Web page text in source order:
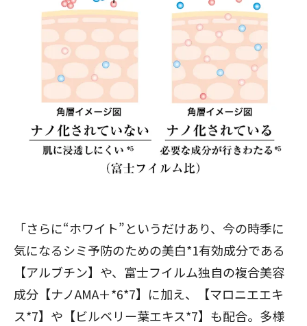
「さらに“ホワイト”というだけあり、今の時季に
気になるシミ予防のための美白*1有効成分である
【アルブチン】や、富士フイルム独自の複合美容
成分【ナノAMA＋*6*7】に加え、【マロニエエキ
ス*7】や【ビルベリー葉エキス*7】も配合。多様
閉じる